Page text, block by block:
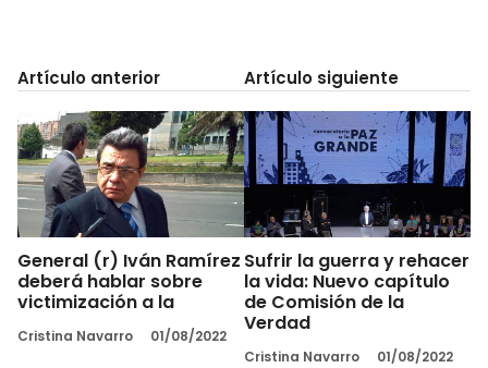
Artículo anterior
General (r) Iván Ramírez
deberá hablar sobre
victimización a la
Cristina Navarro 01/08/2022
Artículo siguiente
Sufrir la guerra y rehacer
la vida: Nuevo capítulo
de Comisión de la
Verdad
Cristina Navarro 01/08/2022